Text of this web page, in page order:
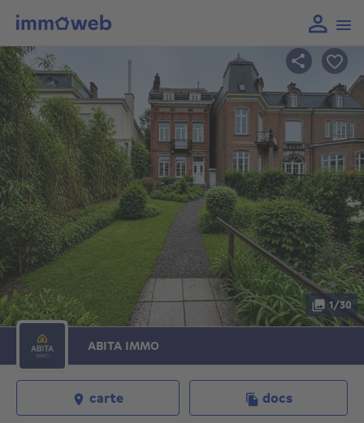
ABITA IMMO
1/30
carte docs